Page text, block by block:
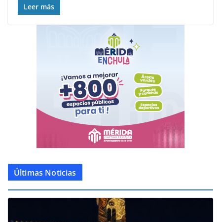
Leer más
Últimas Noticias